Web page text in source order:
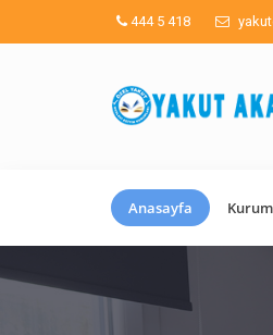
444 5 418
Anasayfa